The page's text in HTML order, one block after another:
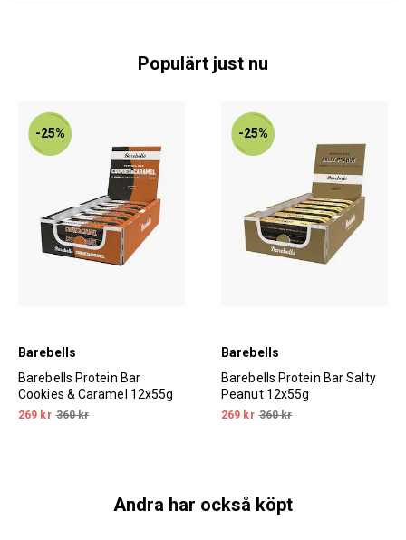
Populärt just nu
-25%
Barebells
Barebells Protein Bar
Cookies & Caramel 12x55g
269 kr 360 kr
-25%
Barebells
Barebells Protein Bar Salty
Peanut 12x55g
269 kr 360 kr
Andra har också köpt